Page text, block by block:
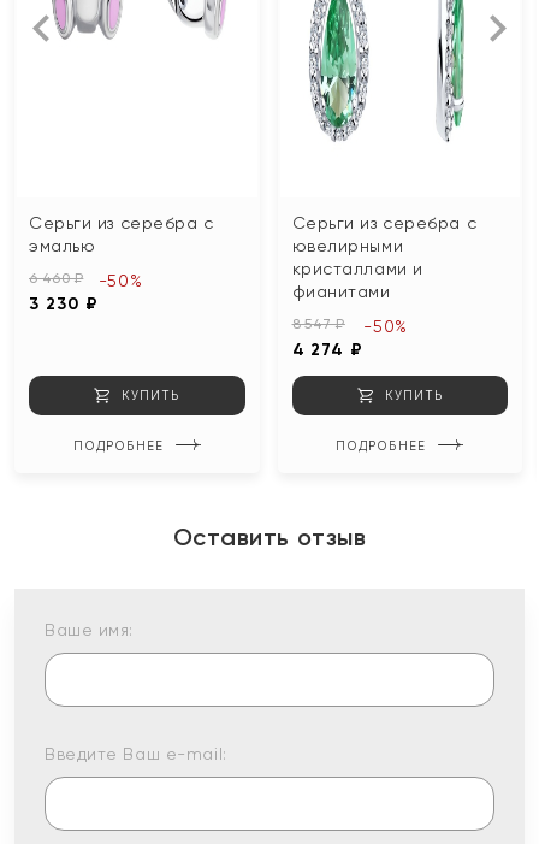
Серьги из серебра с
эмалью
6 460 ₽
3 230 ₽
-50%
КУПИТЬ
ПОДРОБНЕЕ
Серьги из серебра с
ювелирными
кристаллами и
фианитами
8 547 ₽
4 274 ₽
-50%
КУПИТЬ
ПОДРОБНЕЕ
Оставить отзыв
Ваше имя:
Введите Ваш e-mail: